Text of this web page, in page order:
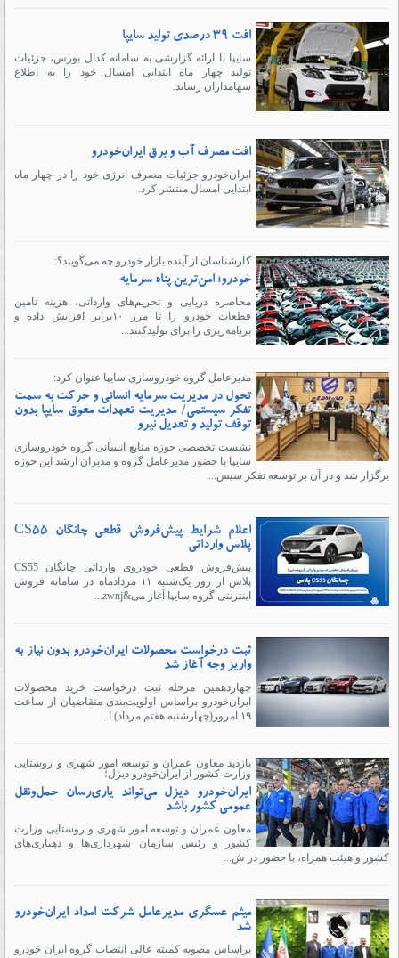
افت ۳۹ درصدی تولید سایپا
سایپا با ارائه گزارشی به سامانه کدال بورس، جزئیات
تولید چهار ماه ابتدایی امسال خود را به اطلاع
سهامداران رساند.
افت مصرف آب و برق ایران‌خودرو
ایران‌خودرو جزئیات مصرف انرژی خود را در چهار ماه
ابتدایی امسال منتشر کرد.
کارشناسان از آینده بازار خودرو چه می‌گویند؟:
خودرو؛ امن‌ترین پناه سرمایه
محاصره دریایی و تحریم‌های وارداتی، هزینه تامین
قطعات خودرو را تا مرز ۱۰برابر افزایش داده و
برنامه‌ریزی را برای تولیدکنند...
مدیرعامل گروه خودروسازی سایپا عنوان کرد:
تحول در مدیریت سرمایه انسانی و حرکت به سمت
تفکر سیستمی/ مدیریت تعهدات معوق سایپا بدون
توقف تولید و تعدیل نیرو
نشست تخصصی حوزه منابع انسانی گروه خودروسازی
سایپا با حضور مدیرعامل گروه و مدیران ارشد این حوزه
برگزار شد و در آن بر توسعه تفکر سیس...
اعلام شرایط پیش‌فروش قطعی چانگان CS55
پلاس وارداتی
پیش‌فروش قطعی خودروی وارداتی چانگان CS55
پلاس از روز یک‌شنبه ۱۱ مردادماه در سامانه فروش
اینترنتی گروه سایپا آغاز می&zwnj...
ثبت درخواست محصولات ایران‌خودرو بدون نیاز به
واریز وجه آغاز شد
چهاردهمین مرحله ثبت درخواست خرید محصولات
ایران‌خودرو براساس اولویت‌بندی متقاضیان از ساعت
۱۹ امروز(چهارشنبه هفتم مرداد) آ...
بازدید معاون عمران و توسعه امور شهری و روستایی
وزارت کشور از ایران‌خودرو دیزل؛
ایران‌خودرو دیزل می‌تواند یاری‌رسان حمل‌ونقل
عمومی کشور باشد
معاون عمران و توسعه امور شهری و روستایی وزارت
کشور و رئیس سازمان شهرداری‌ها و دهیاری‌های
کشور و هیئت همراه، با حضور در ش...
میثم عسگری مدیرعامل شرکت امداد ایران‌خودرو
شد
براساس مصوبه کمیته عالی انتصاب گروه ایران خودرو